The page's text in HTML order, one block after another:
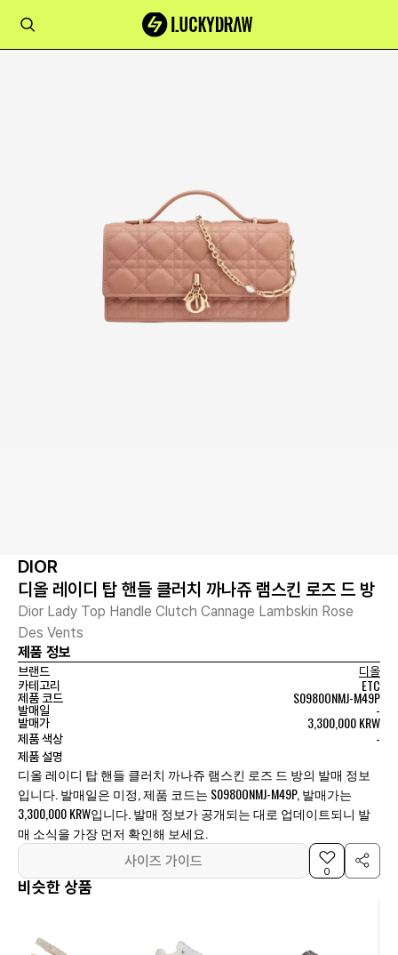
DIOR
디올 레이디 탑 핸들 클러치 까나쥬 램스킨 로즈 드 방
Dior Lady Top Handle Clutch Cannage Lambskin Rose
Des Vents
제품 정보
브랜드
디올
카테고리
ETC
제품 코드 S0980ONMJ-M49P
발매일 -
발매가 3,300,000 KRW
제품 색상 -
제품 설명
디올 레이디 탑 핸들 클러치 까나쥬 램스킨 로즈 드 방의 발매 정보
입니다. 발매일은 미정, 제품 코드는 S0980ONMJ-M49P, 발매가는
3,300,000 KRW입니다. 발매 정보가 공개되는 대로 업데이트되니 발
매 소식을 가장 먼저 확인해 보세요.
사이즈 가이드
0
비슷한 상품